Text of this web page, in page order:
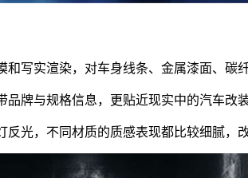
和写实渲染，对车身线条、金属漆面、碳
牌与规格信息，更贴近现实中的汽车改装
光，不同材质的质感表现都比较细腻，